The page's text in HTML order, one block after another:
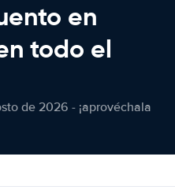
en
todo el
de 2026 - ¡aprovéchala